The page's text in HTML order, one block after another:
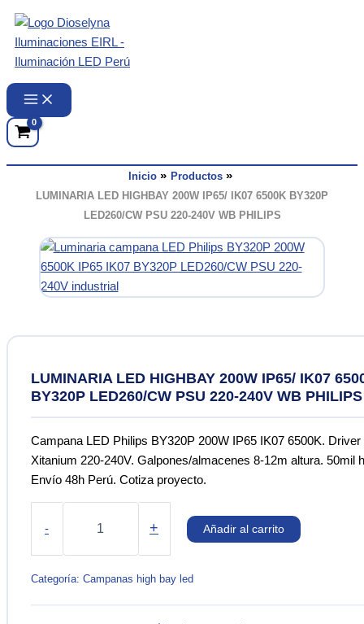
contenido
Inicio
Productos
LUMINARIA LED HIGHBAY 200W IP65/ IK07 6500K BY320P
LED260/CW PSU 220-240V WB PHILIPS
LUMINARIA LED HIGHBAY 200W IP65/ IK07
BY320P LED260/CW PSU 220-240V WB PHILIPS
Campana LED Philips BY320P 200W IP65 IK07 6500K. Driver
Xitanium 220-240V. Galpones/almacenes 8-12m altura. 50mil
Envío 48h Perú. Cotiza proyecto.
-
200W
IP65/
+ Añadir al carrito
Categoría: Campanas high bay led